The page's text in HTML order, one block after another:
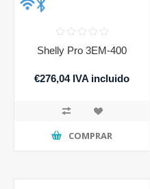
Shelly Pro 3EM-400
€276,04 IVA incluido
COMPRAR